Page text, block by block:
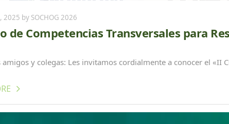
2025 by SOCHOG 2026
de Competencias Transversales para
amigos y colegas: Les invitamos cordialmente a conocer el «II